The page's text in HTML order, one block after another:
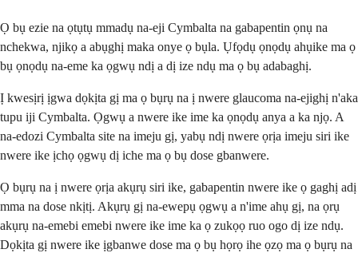
Ọ bụ ezie na ọtụtụ mmadụ na-eji Cymbalta na gabapentin ọnụ na
nchekwa, njikọ a abụghị maka onye ọ bụla. Ụfọdụ ọnọdụ ahụike ma ọ
bụ ọnọdụ na-eme ka ọgwụ ndị a dị ize ndụ ma ọ bụ adabaghị.
Ị kwesịrị ịgwa dọkịta gị ma ọ bụrụ na ị nwere glaucoma na-ejighị n'aka
tupu iji Cymbalta. Ọgwụ a nwere ike ime ka ọnọdụ anya a ka njọ. A
na-edozi Cymbalta site na imeju gị, yabụ ndị nwere ọrịa imeju siri ike
nwere ike ịchọ ọgwụ dị iche ma ọ bụ dose gbanwere.
Ọ bụrụ na ị nwere ọrịa akụrụ siri ike, gabapentin nwere ike ọ gaghị adị
mma na dose nkịtị. Akụrụ gị na-ewepụ ọgwụ a n'ime ahụ gị, na ọrụ
akụrụ na-emebi emebi nwere ike ime ka ọ zukọọ ruo ogo dị ize ndụ.
Dọkịta gị nwere ike ịgbanwe dose ma ọ bụ họrọ ihe ọzọ ma ọ bụrụ na